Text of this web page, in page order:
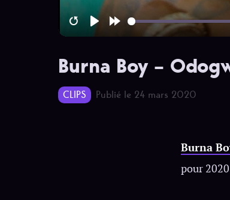
RestartPlayForward
Burna Boy –
CLIPS Publié le 24 mars 2020
Burna
pour